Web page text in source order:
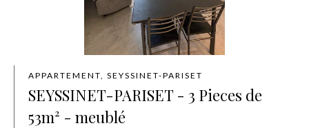
APPARTEMENT, SEYSSINET-PARISET
SEYSSINET-PARISET - 3 Pieces de
53m² - meublé